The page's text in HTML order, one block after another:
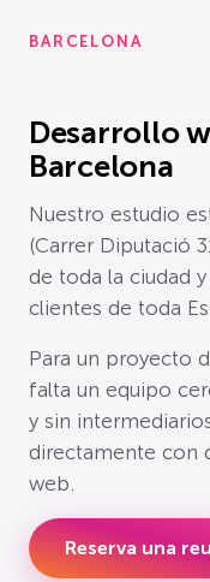
BARCELONA
Desarrollo
Barcelona
Nuestro estudio
(Carrer Diputació
de toda la ciudad
clientes de toda
Para un proyecto
falta un equipo
y sin
directamente con
web.
Reserva una